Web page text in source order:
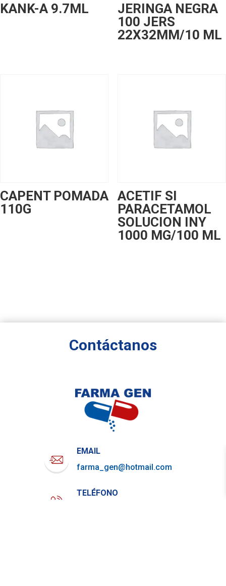
KANK-A 9.7ML
JERINGA NEGRA
100 JERS
22X32MM/10 ML
CAPENT POMADA
110G
ACETIF SI
PARACETAMOL
SOLUCION INY
1000 MG/100 ML
Contáctanos
EMAIL
farma_gen@hotmail.com
TELÉFONO